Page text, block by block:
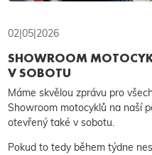
02|05|2026
SHOWROOM
V SOBOTU
Máme skvělou zprávu pro
Showroom motocyklů na naší
otevřený také v sobotu.
Pokud to tedy během týdne